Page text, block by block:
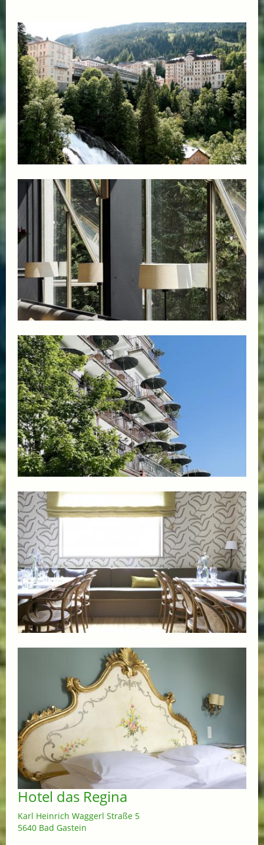
Hotel das Regina
Karl Heinrich Waggerl Straße 5
5640 Bad Gastein